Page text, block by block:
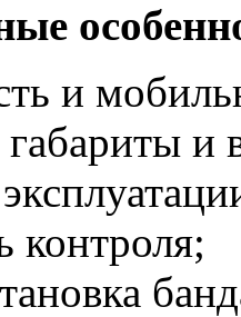
и
и
контроля;